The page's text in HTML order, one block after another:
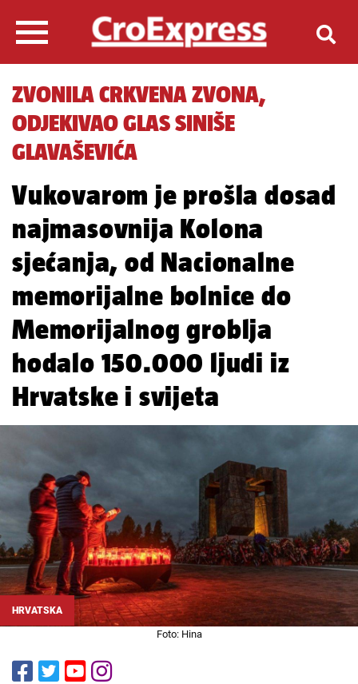
ZVONILA CRKVENA ZVONA,
ODJEKIVAO GLAS SINIŠE
GLAVAŠEVIĆA
Vukovarom je prošla dosad
najmasovnija Kolona
sjećanja, od Nacionalne
memorijalne bolnice do
Memorijalnog groblja
hodalo 150.000 ljudi iz
Hrvatske i svijeta
HRVATSKA
Foto: Hina